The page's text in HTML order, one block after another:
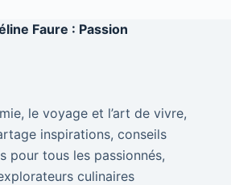
Faure : Passion
le voyage et l’art de vivre,
inspirations, conseils
pour tous les passionnés,
culinaires